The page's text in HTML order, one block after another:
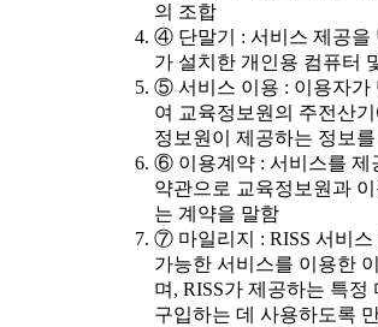
의 조합
④ 단말기 : 서비스 제공을
가 설치한 개인용 컴퓨터
⑤ 서비스 이용 : 이용자가
여 교육정보원의 주전산
정보원이 제공하는 정보
⑥ 이용계약 : 서비스를 제
약관으로 교육정보원과
는 계약을 말함
⑦ 마일리지 : RISS 서비스
가능한 서비스를 이용한
며, RISS가 제공하는 특정
구입하는 데 사용하도록